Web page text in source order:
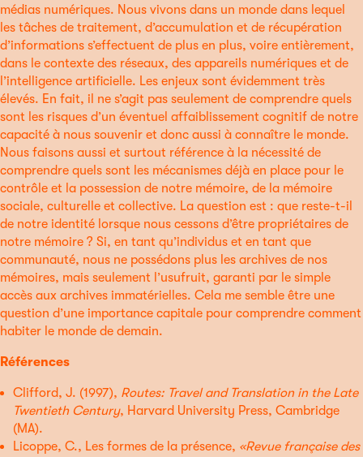
médias numériques. Nous vivons dans un monde dans lequel
les tâches de traitement, d’accumulation et de récupération
d’informations s’effectuent de plus en plus, voire entièrement,
dans le contexte des réseaux, des appareils numériques et de
l’intelligence artificielle. Les enjeux sont évidemment très
élevés. En fait, il ne s’agit pas seulement de comprendre quels
sont les risques d’un éventuel affaiblissement cognitif de notre
capacité à nous souvenir et donc aussi à connaître le monde.
Nous faisons aussi et surtout référence à la nécessité de
comprendre quels sont les mécanismes déjà en place pour le
contrôle et la possession de notre mémoire, de la mémoire
sociale, culturelle et collective. La question est : que reste-t-il
de notre identité lorsque nous cessons d’être propriétaires de
notre mémoire ? Si, en tant qu’individus et en tant que
communauté, nous ne possédons plus les archives de nos
mémoires, mais seulement l’usufruit, garanti par le simple
accès aux archives immatérielles. Cela me semble être une
question d’une importance capitale pour comprendre comment
habiter le monde de demain.
Références
Clifford, J. (1997), Routes: Travel and Translation in the Late
Twentieth Century, Harvard University Press, Cambridge
(MA).
Licoppe, C., Les formes de la présence, «Revue française des